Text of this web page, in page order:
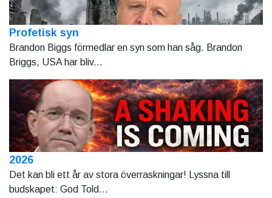
Profetisk syn
Brandon Biggs förmedlar en syn som han såg. Brandon
Briggs, USA har bliv...
2026
Det kan bli ett år av stora överraskningar! Lyssna till
budskapet: God Told...